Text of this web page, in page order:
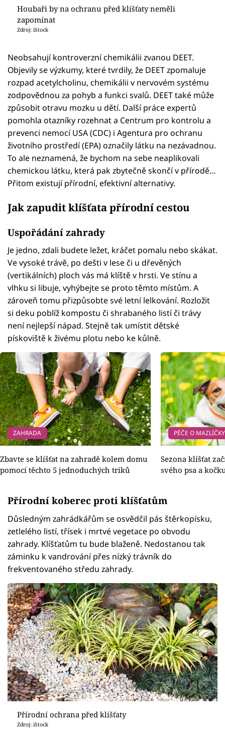
Houbaři by na ochranu před klíšťaty neměli
zapomínat
Zdroj: iStock
Neobsahují kontroverzní chemikálii zvanou DEET.
Objevily se výzkumy, které tvrdily, že DEET zpomaluje
rozpad acetylcholinu, chemikálii v nervovém systému
zodpovědnou za pohyb a funkci svalů. DEET také může
způsobit otravu mozku u dětí. Další práce expertů
pomohla otazníky rozehnat a Centrum pro kontrolu a
prevenci nemocí USA (CDC) i Agentura pro ochranu
životního prostředí (EPA) označily látku na nezávadnou.
To ale neznamená, že bychom na sebe neaplikovali
chemickou látku, která pak zbytečně skončí v přírodě…
Přitom existují přírodní, efektivní alternativy.
Jak zapudit klíšťata přírodní cestou
Uspořádání zahrady
Je jedno, zdali budete ležet, kráčet pomalu nebo skákat.
Ve vysoké trávě, po dešti v lese či u dřevěných
(vertikálních) ploch vás má klíště v hrsti. Ve stínu a
vlhku si libuje, vyhýbejte se proto těmto místům. A
zároveň tomu přizpůsobte své letní lelkování. Rozložit
si deku poblíž kompostu či shrabaného listí či trávy
není nejlepší nápad. Stejně tak umístit dětské
pískoviště k živému plotu nebo ke kůlně.
ZAHRADA
Zbavte se klíšťat na zahradě kolem domu
pomocí těchto 5 jednoduchých triků
PÉČE O MAZLÍČKY
Sezona klíšťat
svého psa a
Přírodní koberec proti klíšťatům
Důsledným zahrádkářům se osvědčil pás štěrkopísku,
zetlelého listí, třísek i mrtvé vegetace po obvodu
zahrady. Klíšťatům tu bude blaženě. Nedostanou tak
záminku k vandrování přes nízký trávník do
frekventovaného středu zahrady.
Přírodní ochrana před klíšťaty
Zdroj: iStock